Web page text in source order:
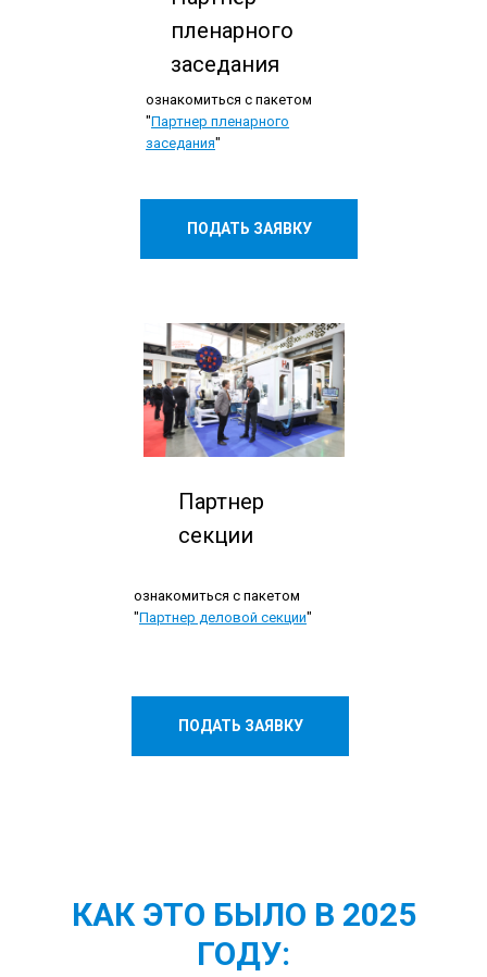
Партнер
секции
ознакомиться с пакетом
"Партнер пленарного
заседания"
ознакомиться с пакетом
"Партнер деловой секции"
пленарного
заседания
ПОДАТЬ ЗАЯВКУ
ПОДАТЬ ЗАЯВКУ
КАК ЭТО БЫЛО В 2025
ГОДУ: